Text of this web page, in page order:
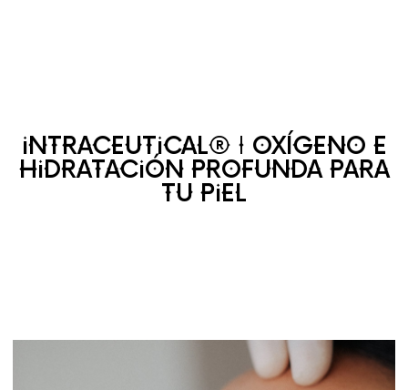
INTRACEUTICAL® | OXÍGENO E
HIDRATACIÓN PROFUNDA PARA
TU PIEL